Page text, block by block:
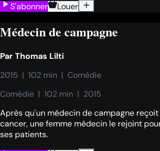
S'abonner
Louer
Médecin de campagne
ParThomas Lilti
2015  |  102 min  |  Comédie
Comédie  |  102 min  |  2015
Après qu'un médecin de campagne
cancer, une femme médecin le rejoint
ses patients.